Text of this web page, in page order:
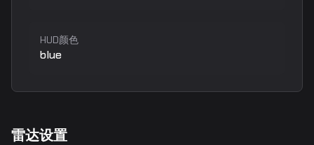
HUD颜色
blue
雷达设置